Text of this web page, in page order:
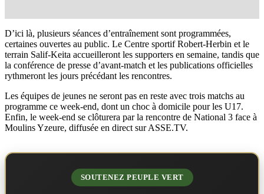
D’ici là, plusieurs séances d’entraînement sont programmées,
certaines ouvertes au public. Le Centre sportif Robert-Herbin et le
terrain Salif-Keita accueilleront les supporters en semaine, tandis que
la conférence de presse d’avant-match et les publications officielles
rythmeront les jours précédant les rencontres.
Les équipes de jeunes ne seront pas en reste avec trois matchs au
programme ce week-end, dont un choc à domicile pour les U17.
Enfin, le week-end se clôturera par la rencontre de National 3 face à
Moulins Yzeure, diffusée en direct sur ASSE.TV.
SOUTENEZ PEUPLE VERT